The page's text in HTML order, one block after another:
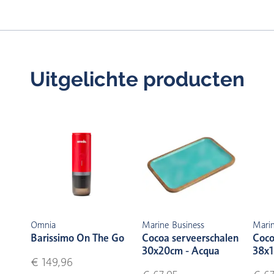
Uitgelichte producten
Omnia
Barissimo On The Go
€ 149,96
Marine Business
Cocoa serveerschalen
30x20cm - Acqua